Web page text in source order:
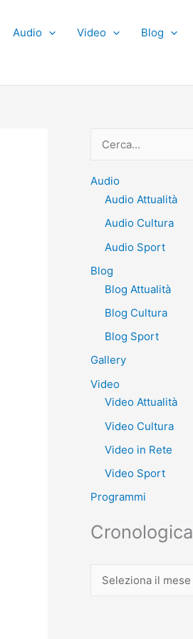
Audio Video Blog
r
Audio
Audio Attualità
Audio Cultura
Audio Sport
Blog
Blog Attualità
Blog Cultura
Blog Sport
Gallery
Video
Video Attualità
Video Cultura
Video in Rete
Video Sport
Programmi
Cronologica